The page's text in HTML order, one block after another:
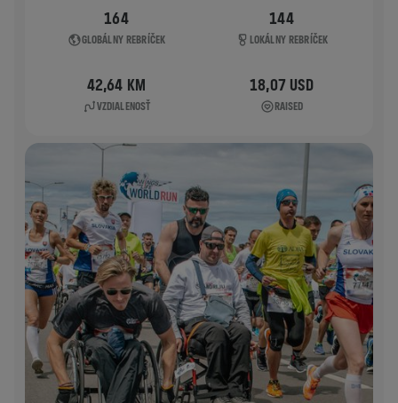
164
GLOBÁLNY REBRÍČEK
144
LOKÁLNY REBRÍČEK
42,64 KM
VZDIALENOSŤ
18,07 USD
RAISED